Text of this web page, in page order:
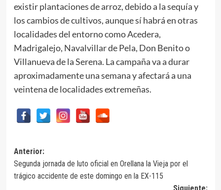
existir plantaciones de arroz, debido a la sequía y
los cambios de cultivos, aunque sí habrá en otras
localidades del entorno como Acedera,
Madrigalejo, Navalvillar de Pela, Don Benito o
Villanueva de la Serena. La campaña va a durar
aproximadamente una semana y afectará a una
veintena de localidades extremeñas.
Navegación
de
entradas
Anterior:
Segunda jornada de luto oficial en Orellana la Vieja por el
trágico accidente de este domingo en la EX-115